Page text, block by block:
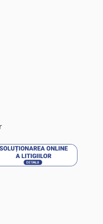
Vulcanizare Auto-Fix.